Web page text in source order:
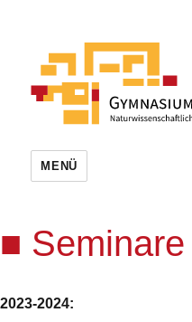
MENÜ
Seminare
2023-2024: